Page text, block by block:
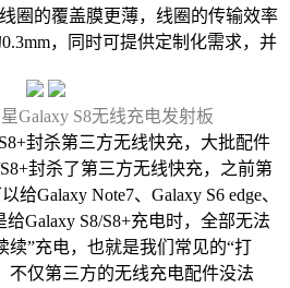
圈的覆盖膜更薄，线圈的传输效率
，同时可提供定制化需求，并
Galaxy S8无线充电发射板
封杀第三方无线快充，大批配件
封杀了第三方无线快充，之前第
Galaxy Note7、Galaxy S6 edge、
给Galaxy S8/S8+充电时，全部无法
续”充电，也就是我们常见的“打
不仅第三方的无线充电配件没法